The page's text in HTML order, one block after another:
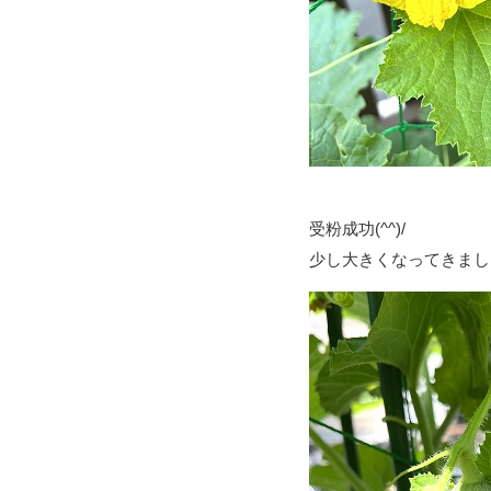
受粉成功(^^)/
少し大きくなってきま